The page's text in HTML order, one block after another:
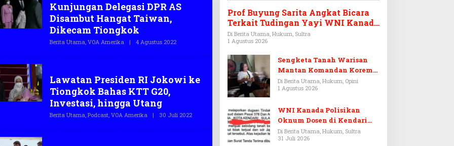
Kunjungan Delegasi DPR AS
Disambut Hangat Taiwan,
Dikecam Tiongkok
Berita Utama, VOA Amerika | 4 Agustus 2022O
E
E
G
C
Lawatan Presiden RI Jokowi ke
Tiongkok Bahas KTT G20,
Investasi, hingga Utang
Berita Utama, Podcast, VOA Amerika | 30 Juli 2022O
E
Prof Buyung Sarita Angkat Bicara
Terkait Tudingan Yayi WNI Kanada
Ditagih Utang Rp3,6 Miliar
Di Berita Utama, Hukum, Sultra
1 Agustus 2026
Sengketa Tanah Warisan
Mantan Komandan Korem
143/HO, Ketika Warisan
Menjadi Arena Pemerasan
Di Berita Utama, Hukum, Opini
1 Agustus 2026
WNI Kanada Polisikan
Oknum Dosen di Kendari
Terkait Aset Puluhan Miliar
Di Berita Utama, Hukum, Sultra
31 Juli 2026